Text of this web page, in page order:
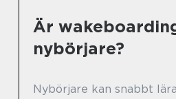
Är
nybörjare?
Nybörjare kan snabbt